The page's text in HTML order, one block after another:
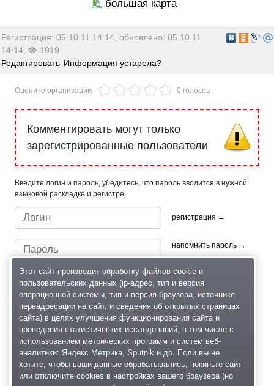
Регистрация: 05.10.11 14:14, обновлено: 05.10.11
14:14,
1919
Редактировать Информация устарела?
Оцените организацию 0 голосов
Комментировать могут только
зарегистрированные пользователи
Введите логин и пароль, убедитесь, что пароль вводится в нужной
языковой раскладке и регистре.
регистрация →
напомнить пароль →
Быстрый вход/регистрация, используя профиль в:
Этот сайт производит обработку файлов cookieи
пользовательских данных (ip-адрес, тип и версия
операционной системы, тип и версия браузера, источнике
переадресации на сайт, и сведения об открытых страницах
сайта) в целях улучшения функционирования сайта и
проведения статистических исследований, в том числе с
использованием метрических программ и систем веб-
аналитики: Яндекс.Метрика, Sputnik и др. Если вы не
хотите, чтобы ваши данные обрабатывались, покиньте сайт
или отключите cookies в настройках вашего браузера (но